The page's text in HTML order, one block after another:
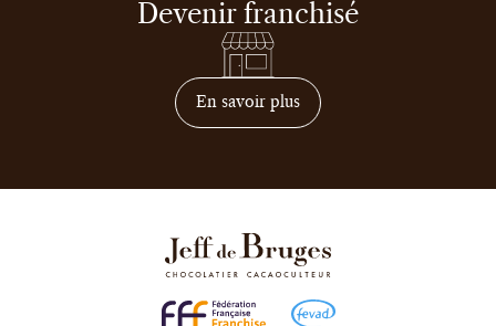
Devenir franchisé
En savoir plussur comment devenir